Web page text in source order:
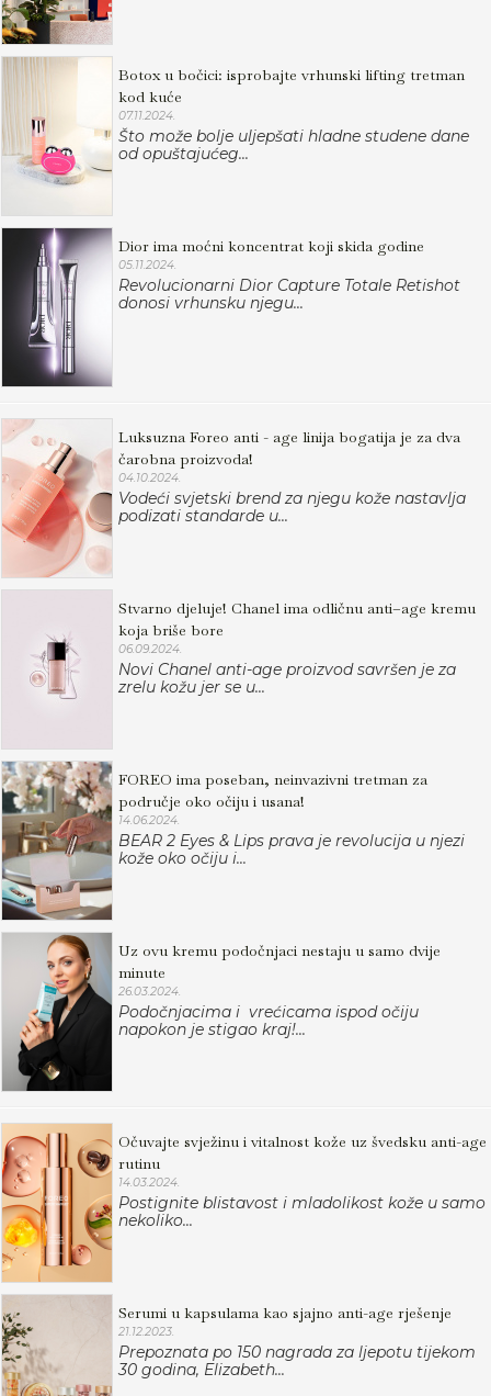
Botox u bočici: isprobajte vrhunski lifting tretman
kod kuće
07.11.2024.
Što može bolje uljepšati hladne studene dane
od opuštajućeg...
Dior ima moćni koncentrat koji skida godine
05.11.2024.
Revolucionarni Dior Capture Totale Retishot
donosi vrhunsku njegu...
Luksuzna Foreo anti - age linija bogatija je za dva
čarobna proizvoda!
04.10.2024.
Vodeći svjetski brend za njegu kože nastavlja
podizati standarde u...
Stvarno djeluje! Chanel ima odličnu anti–age kremu
koja briše bore
06.09.2024.
Novi Chanel anti-age proizvod savršen je za
zrelu kožu jer se u...
FOREO ima poseban, neinvazivni tretman za
područje oko očiju i usana!
14.06.2024.
BEAR 2 Eyes & Lips prava je revolucija u njezi
kože oko očiju i...
Uz ovu kremu podočnjaci nestaju u samo dvije
minute
26.03.2024.
Podočnjacima i vrećicama ispod očiju
napokon je stigao kraj!...
Očuvajte svježinu i vitalnost kože uz švedsku anti-age
rutinu
14.03.2024.
Postignite blistavost i mladolikost kože u samo
nekoliko...
Serumi u kapsulama kao sjajno anti-age rješenje
21.12.2023.
Prepoznata po 150 nagrada za ljepotu tijekom
30 godina, Elizabeth...